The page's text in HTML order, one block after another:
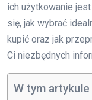
ich użytkowanie
się, jak wybrać
kupić oraz jak
Ci niezbędnych
W tym